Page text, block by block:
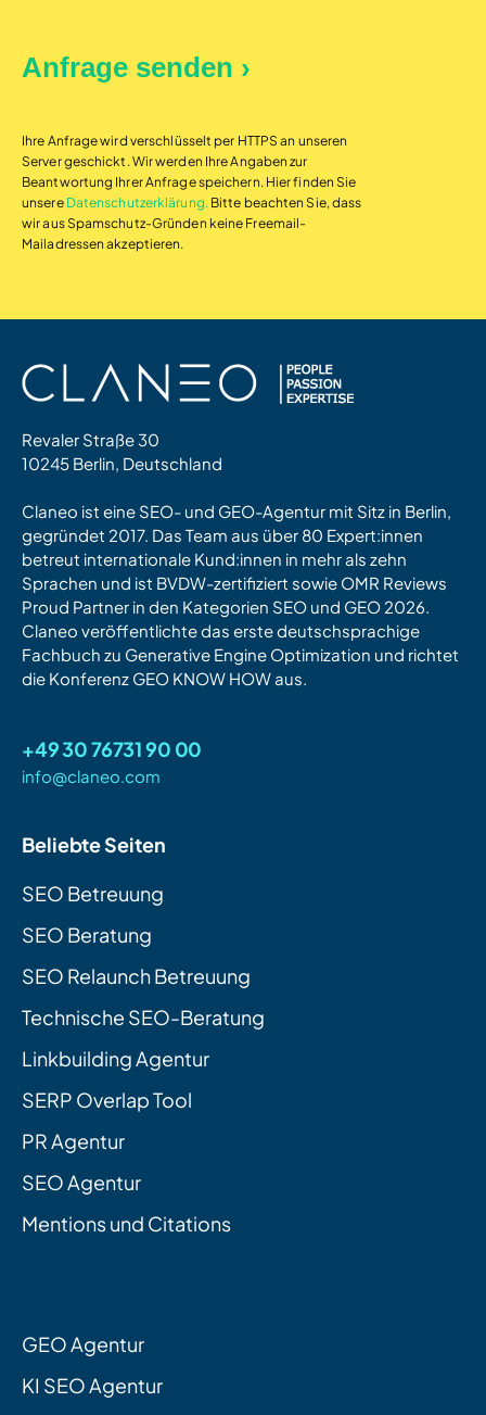
Ihre Anfrage wird verschlüsselt per HTTPS an unseren
Server geschickt. Wir werden Ihre Angaben zur
Beantwortung Ihrer Anfrage speichern. Hier finden Sie
unsere Datenschutzerklärung. Bitte beachten Sie, dass
wir aus Spamschutz-Gründen keine Freemail-
Mailadressen akzeptieren.
Revaler Straße 30
10245 Berlin, Deutschland
Claneo ist eine SEO- und GEO-Agentur mit Sitz in Berlin,
gegründet 2017. Das Team aus über 80 Expert:innen
betreut internationale Kund:innen in mehr als zehn
Sprachen und ist BVDW-zertifiziert sowie OMR Reviews
Proud Partner in den Kategorien SEO und GEO 2026.
Claneo veröffentlichte das erste deutschsprachige
Fachbuch zu Generative Engine Optimization und richtet
die Konferenz GEO KNOW HOW aus.
+49 30 76731 90 00
info@claneo.com
Beliebte Seiten
SEO Betreuung
SEO Beratung
SEO Relaunch Betreuung
Technische SEO-Beratung
Linkbuilding Agentur
SERP Overlap Tool
PR Agentur
SEO Agentur
Mentions und Citations
GEO Agentur
KI SEO Agentur